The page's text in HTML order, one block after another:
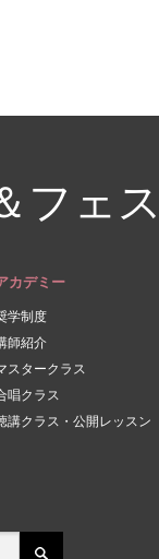
フェ
カデミー
学制度
師紹介
スタークラス
唱クラス
講クラス・公開レッスン